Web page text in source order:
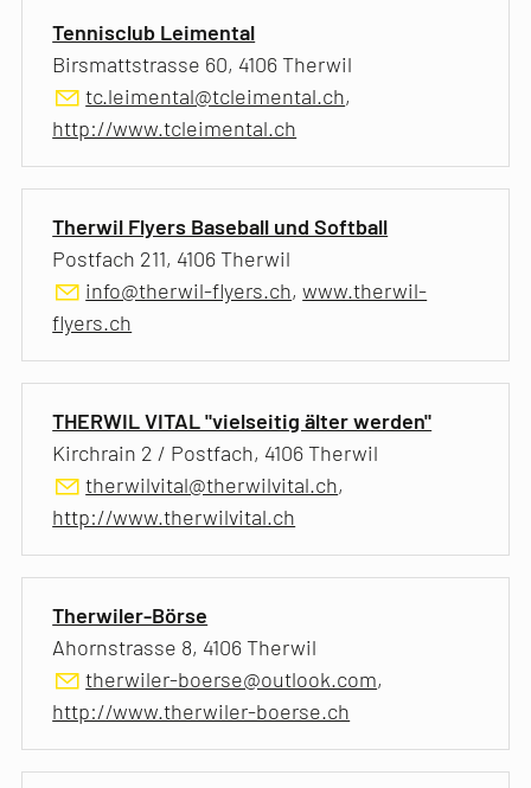
Tennisclub Leimental
Birsmattstrasse 60, 4106 Therwil
tc.leimental@tcleimental.ch,
http://www.tcleimental.ch
Therwil Flyers Baseball und Softball
Postfach 211, 4106 Therwil
info@therwil-flyers.ch,www.therwil-
flyers.ch
THERWIL VITAL "vielseitig älter werden"
Kirchrain 2 / Postfach, 4106 Therwil
therwilvital@therwilvital.ch,
http://www.therwilvital.ch
Therwiler-Börse
Ahornstrasse 8, 4106 Therwil
therwiler-boerse@outlook.com,
http://www.therwiler-boerse.ch